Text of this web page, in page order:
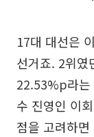
17대 대선은
선거죠. 2위였
22.53%p라는
수 진영인 이
점을 고려하